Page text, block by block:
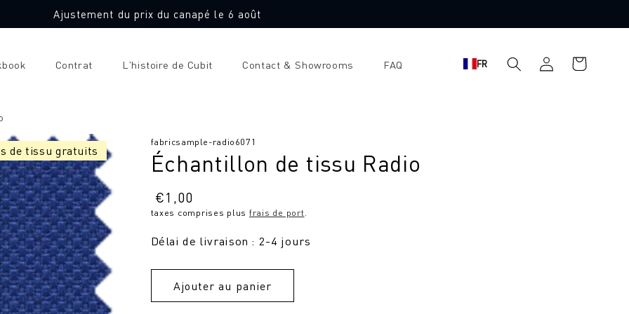
Ajustement du prix du canapé le 6 août
Contrat L'histoire de Cubit Contact & Showrooms FAQ FR
connecter
Panier
d'achat
de tissu gratuits
SKU
fabricsample-radio6071
Échantillon de tissu Radio
Prix
normal
€1,00
taxes comprises plus frais de port.
Délai de livraison : 2-4 jours
Ajouter au panier